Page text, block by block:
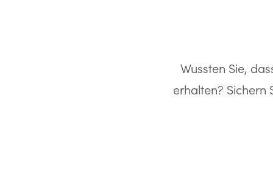
Wussten Sie,
erhalten?